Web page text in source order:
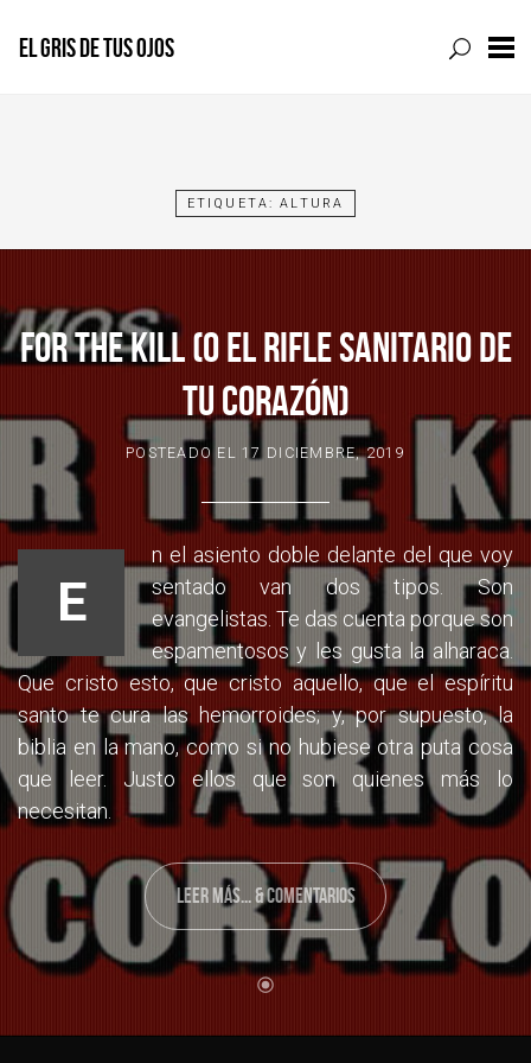
EL GRIS DE TUS OJOS
ETIQUETA:ALTURA
FOR THE KILL (O EL RIFLE SANITARIO DE
TU CORAZÓN)
POSTEADO EL17 DICIEMBRE, 2019
E
n el asiento doble delante del que voy
sentado van dos tipos. Son
evangelistas. Te das cuenta porque son
espamentosos y les gusta la alharaca.
Que cristo esto, que cristo aquello, que el espíritu
santo te cura las hemorroides; y, por supuesto, la
biblia en la mano, como si no hubiese otra puta cosa
que leer. Justo ellos que son quienes más lo
necesitan.
LEER MÁS... & COMENTARIOS